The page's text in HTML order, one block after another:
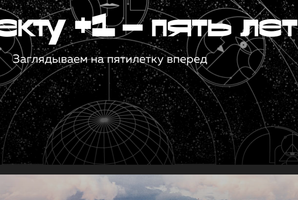
+1 — пять лет
Заглядываем на пятилетку вперед